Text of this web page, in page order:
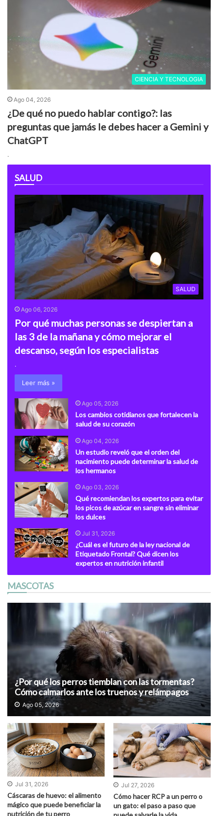
CIENCIA Y TECNOLOGIA
Ago 04, 2026
¿De qué no puedo hablar contigo?: las
preguntas que jamás le debes hacer a Gemini y
ChatGPT
.
SALUD
SALUD
Ago 06, 2026
Por qué muchas personas se despiertan a
las 3 de la mañana y cómo mejorar el
descanso, según los especialistas
.
Leer más »
Ago 05, 2026
Los cambios cotidianos que fortalecen la
salud de su corazón
Ago 04, 2026
Un estudio reveló que el orden del
nacimiento puede determinar la salud de
los hermanos
Ago 03, 2026
Qué recomiendan los expertos para evitar
los picos de azúcar en sangre sin eliminar
los dulces
Jul 31, 2026
¿Cuál es el futuro de la ley nacional de
Etiquetado Frontal? Qué dicen los
expertos en nutrición infantil
MASCOTAS
¿Por qué los perros tiemblan con las tormentas?
Cómo calmarlos ante los truenos y relámpagos
Ago 05, 2026
Jul 31, 2026
Cáscaras de huevo: el alimento
mágico que puede beneficiar la
nutrición de tu perro
Jul 27, 2026
Cómo hacer RCP a un perro o
un gato: el paso a paso que